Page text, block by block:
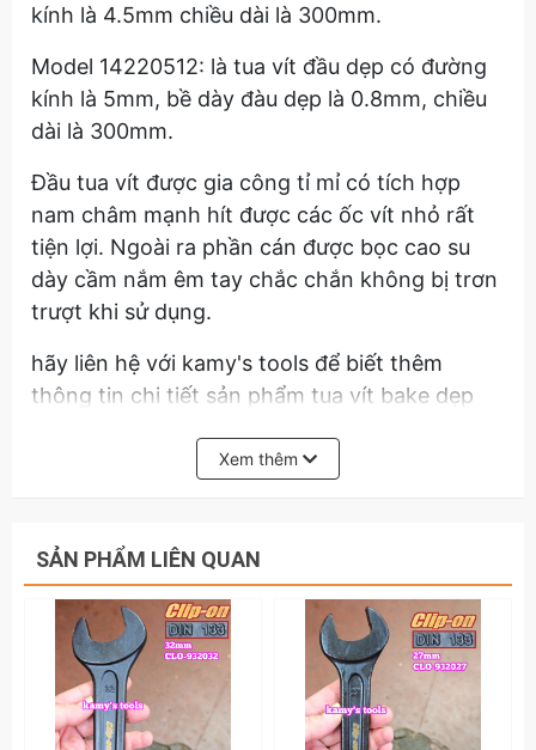
kính là 4.5mm chiều dài là 300mm.
Model 14220512: là tua vít đầu dẹp có đường
kính là 5mm, bề dày đàu dẹp là 0.8mm, chiều
dài là 300mm.
Đầu tua vít được gia công tỉ mỉ có tích hợp
nam châm mạnh hít được các ốc vít nhỏ rất
tiện lợi. Ngoài ra phần cán được bọc cao su
dày cầm nắm êm tay chắc chắn không bị trơn
trượt khi sử dụng.
hãy liên hệ với kamy's tools để biết thêm
thông tin chi tiết sản phẩm tua vít bake dẹp
Xem thêm
SẢN PHẨM LIÊN QUAN